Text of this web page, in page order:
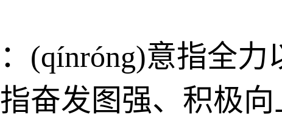
(qínróng)意指全
奋发图强、积极向